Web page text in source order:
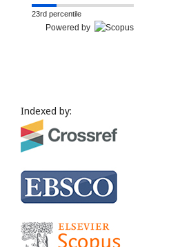
23rd percentile
Powered by
Indexed by: